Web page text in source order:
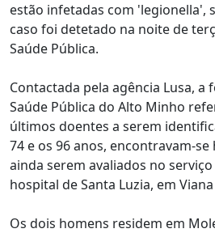
estão infetadas com 'legionella',
caso foi detetado na noite de
Saúde Pública.
Contactada pela agência Lusa, a
Saúde Pública do Alto Minho
últimos doentes a serem
74 e os 96 anos, encontravam-se
ainda serem avaliados no
hospital de Santa Luzia, em
Os dois homens residem em